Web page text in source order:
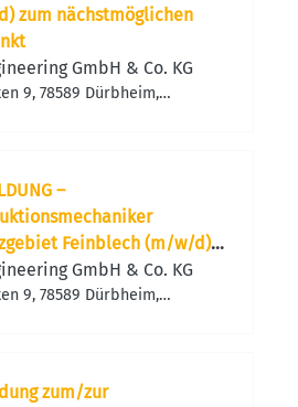
zum nächstmöglichen
GmbH & Co. KG
9, 78589 Dürbheim,
–
Feinblech (m/w/d)
Zeitpunkt
GmbH & Co. KG
9, 78589 Dürbheim,
zum/zur